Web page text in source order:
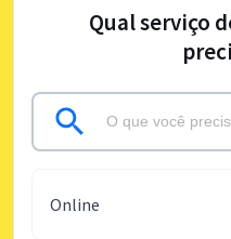
Qual serviço
Online